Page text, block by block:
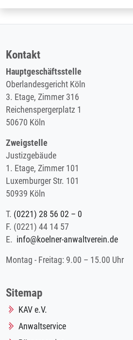
Kontakt
Hauptgeschäftsstelle
Oberlandesgericht Köln
3. Etage, Zimmer 316
Reichenspergerplatz 1
50670 Köln
Zweigstelle
Justizgebäude
1. Etage, Zimmer 101
Luxemburger Str. 101
50939 Köln
T. (0221) 28 56 02 – 0
F. (0221) 44 14 57
E. info@koelner-anwaltverein.de
Montag - Freitag: 9.00 – 15.00 Uhr
Sitemap
KAV e.V.
Anwaltservice